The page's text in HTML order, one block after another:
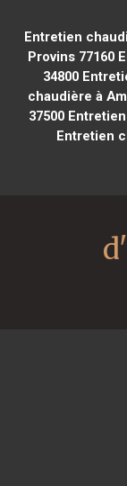
Entretien
Provins 77160
34800
chaudière à
37500
Entretien